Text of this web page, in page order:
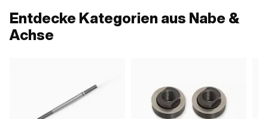
Entdecke Kategorien aus Nabe &
Achse